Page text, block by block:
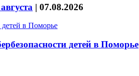
| 07.08.2026
детей в Поморье